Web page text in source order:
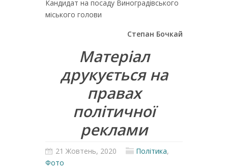
Кандидат на посаду Виноградівського
міського голови
Степан Бочкай
Матеріал
друкується на
правах
політичної
реклами
21 Жовтень, 2020 Політика,
Фото